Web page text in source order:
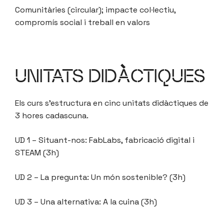
Comunitàries (circular); impacte col·lectiu,
compromís social i treball en valors
UNITATS DIDÀCTIQUES
Els curs s’estructura en cinc unitats didàctiques de
3 hores cadascuna.
UD 1 – Situant-nos: FabLabs, fabricació digital i
STEAM (3h)
UD 2 – La pregunta: Un món sostenible? (3h)
UD 3 – Una alternativa: A la cuina (3h)